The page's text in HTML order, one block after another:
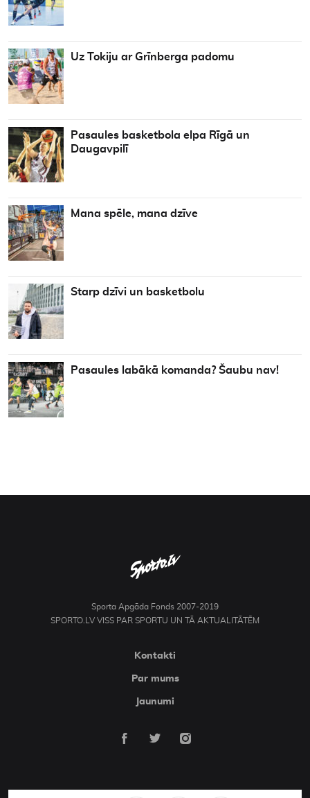
Uz Tokiju ar Grīnberga padomu
Pasaules basketbola elpa Rīgā un
Daugavpilī
Mana spēle, mana dzīve
Starp dzīvi un basketbolu
Pasaules labākā komanda? Šaubu nav!
Sporta Apgāda Fonds 2007-2019
SPORTO.LV VISS PAR SPORTU UN TĀ AKTUALITĀTĒM
Kontakti
Par mums
Jaunumi